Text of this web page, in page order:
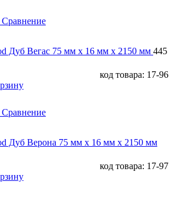
Сравнение
Дуб Вегас 75 мм х 16 мм х 2150 мм 445
код товара: 17-96
Сравнение
Дуб Верона 75 мм х 16 мм х 2150 мм
код товара: 17-97